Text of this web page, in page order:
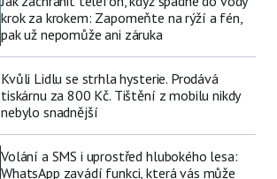
krok za krokem: Zapomeňte na rýží a fén,
pak už nepomůže ani záruka
Kvůli Lidlu se strhla hysterie. Prodává
tiskárnu za 800 Kč. Tištění z mobilu nikdy
nebylo snadnější
Volání a SMS i uprostřed hlubokého lesa:
WhatsApp zavádí funkci, která vás může